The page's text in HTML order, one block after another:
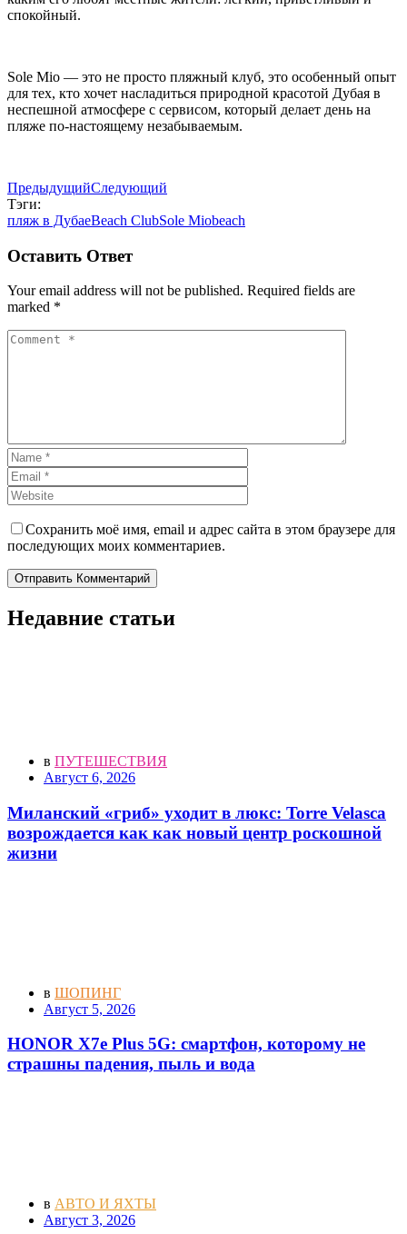
спокойный.
Sole Mio — это не просто пляжный клуб, это особенный опыт
для тех, кто хочет насладиться природной красотой Дубая в
неспешной атмосфере с сервисом, который делает день на
пляже по-настоящему незабываемым.
ПредыдущийСледующий
Тэги:
пляж в ДубаеBeach ClubSole Miobeach
Оставить Ответ
Your email address will not be published. Required fields are
marked *
Сохранить моё имя, email и адрес сайта в этом браузере для
последующих моих комментариев.
Отправить Комментарий
Недавние статьи
в ПУТЕШЕСТВИЯ
Август 6, 2026
Миланский «гриб» уходит в люкс: Torre Velasca
возрождается как как новый центр роскошной
жизни
в ШОПИНГ
Август 5, 2026
HONOR X7e Plus 5G: смартфон, которому не
страшны падения, пыль и вода
в АВТО И ЯХТЫ
Август 3, 2026